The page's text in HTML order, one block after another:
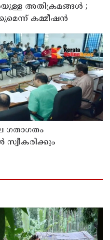
അതിക്രമങ്ങൾ ;
കമ്മീഷൻ
ഗതാഗതം